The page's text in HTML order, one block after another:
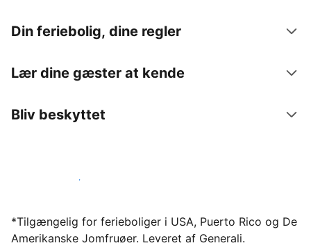
Din feriebolig, dine regler
Lær dine gæster at kende
Bliv beskyttet
Bliv vært hos os i dag
*Tilgængelig for ferieboliger i USA, Puerto Rico og De
Amerikanske Jomfruøer. Leveret af Generali.